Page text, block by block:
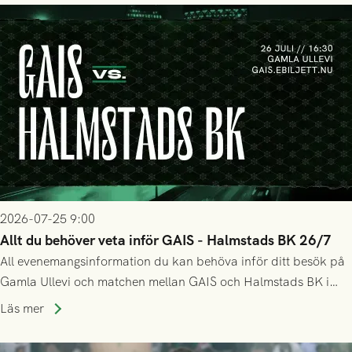
2026-07-25 9:00
Allt du behöver veta inför GAIS - Halmstads BK 26/7
All evenemangsinformation du kan behöva inför ditt besök på
Gamla Ullevi och matchen mellan GAIS och Halmstads BK i
Allsvenskan! Avspark kl 16.30 på söndag 26/7.
Läs mer